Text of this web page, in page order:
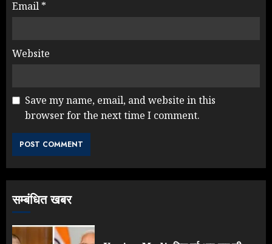
Email *
Website
Save my name, email, and website in this
browser for the next time I comment.
सम्बंधित खबर
Rahul Gandhi के तीखे वार से बार-बार